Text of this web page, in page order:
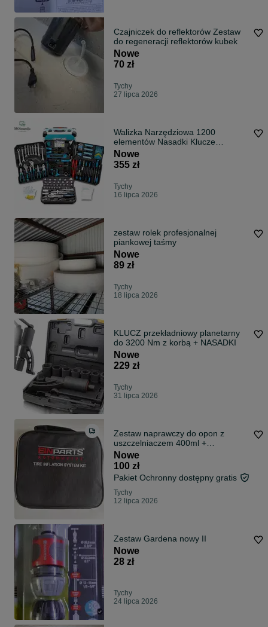
Czajniczek do reflektorów Zestaw
do regeneracji reflektorów kubek
Nowe
70 zł
Tychy
27 lipca 2026
Walizka Narzędziowa 1200
elementów Nasadki Klucze
Akcesoria -WYPRZEDAŻ
Nowe
355 zł
Tychy
16 lipca 2026
zestaw rolek profesjonalnej
piankowej taśmy
Nowe
89 zł
Tychy
18 lipca 2026
KLUCZ przekładniowy planetarny
do 3200 Nm z korbą + NASADKI
Nowe
229 zł
Tychy
31 lipca 2026
Zestaw naprawczy do opon z
uszczelniaczem 400ml +
kompresor
Nowe
100 zł
Pakiet Ochronny dostępny gratis
Tychy
12 lipca 2026
Zestaw Gardena nowy II
Nowe
28 zł
Tychy
24 lipca 2026